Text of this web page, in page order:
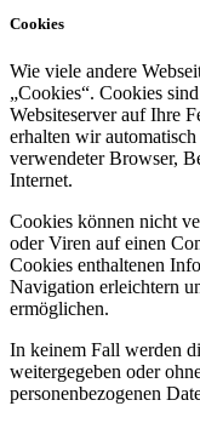
Cookies
Wie viele andere
„Cookies“. Cookies
Websiteserver auf Ihre
erhalten wir
verwendeter Browser,
Internet.
Cookies können nicht
oder Viren auf einen
Cookies enthaltenen
Navigation erleichtern
ermöglichen.
In keinem Fall werden
weitergegeben oder
personenbezogenen